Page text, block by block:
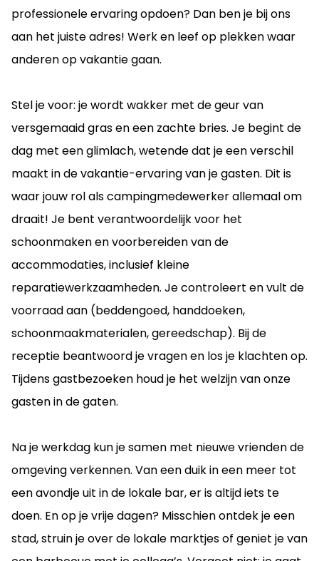
professionele ervaring opdoen? Dan ben je bij ons
aan het juiste adres! Werk en leef op plekken waar
anderen op vakantie gaan.
Stel je voor: je wordt wakker met de geur van
versgemaaid gras en een zachte bries. Je begint de
dag met een glimlach, wetende dat je een verschil
maakt in de vakantie-ervaring van je gasten. Dit is
waar jouw rol als campingmedewerker allemaal om
draait! Je bent verantwoordelijk voor het
schoonmaken en voorbereiden van de
accommodaties, inclusief kleine
reparatiewerkzaamheden. Je controleert en vult de
voorraad aan (beddengoed, handdoeken,
schoonmaakmaterialen, gereedschap). Bij de
receptie beantwoord je vragen en los je klachten op.
Tijdens gastbezoeken houd je het welzijn van onze
gasten in de gaten.
Na je werkdag kun je samen met nieuwe vrienden de
omgeving verkennen. Van een duik in een meer tot
een avondje uit in de lokale bar, er is altijd iets te
doen. En op je vrije dagen? Misschien ontdek je een
stad, struin je over de lokale marktjes of geniet je van